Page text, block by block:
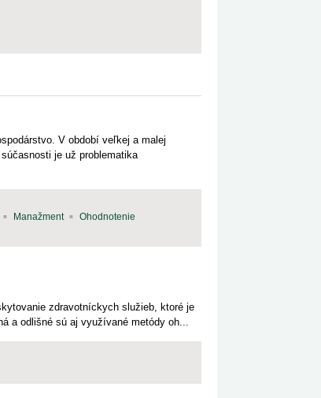
V období veľkej a malej
je už problematika
Manažment
Ohodnotenie
zdravotníckych služieb, ktoré je
a odlišné sú aj využívané metódy oh...